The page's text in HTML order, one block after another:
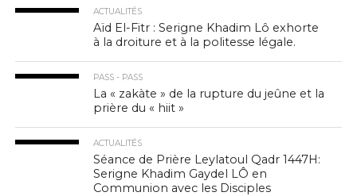
ACTUALITÉS
Aïd El-Fitr : Serigne Khadim Lô exhorte
à la droiture et à la politesse légale.
PASS - PASS
La « zakàte » de la rupture du jeûne et la
prière du « hiit »
ACTUALITÉS
Séance de Prière Leylatoul Qadr 1447H:
Serigne Khadim Gaydel LÔ en
Communion avec les Disciples